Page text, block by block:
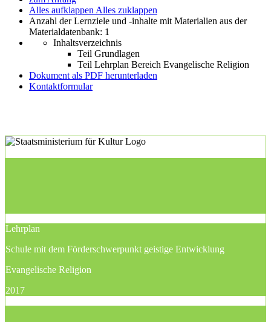
Alles aufklappen Alles zuklappen
Anzahl der Lernziele und -inhalte mit Materialien aus der
Materialdatenbank: 1
Inhaltsverzeichnis
Teil Grundlagen
Teil Lehrplan Bereich Evangelische Religion
Dokument als PDF herunterladen
Kontaktformular
Lehrplan
Schule mit dem Förderschwerpunkt geistige Entwicklung
Evangelische Religion
2017